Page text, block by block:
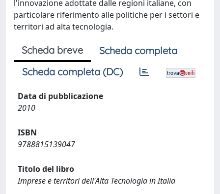
l'innovazione adottate dalle regioni italiane, con
particolare riferimento alle politiche per i settori e
territori ad alta tecnologia.
Scheda breve
Scheda completa
Scheda completa (DC)
Data di pubblicazione
2010
ISBN
9788815139047
Titolo del libro
Imprese e territori dell'Alta Tecnologia in Italia